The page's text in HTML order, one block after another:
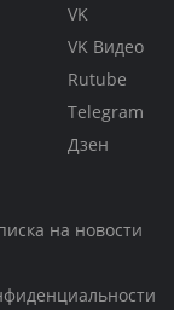
VK
VK Видео
Rutube
Telegram
Дзен
на новости